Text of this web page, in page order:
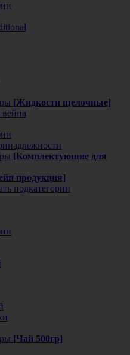
[Жидкости щелочные]
[Комплектующие для
продукция]
подкатегории
[Чай 500гр]